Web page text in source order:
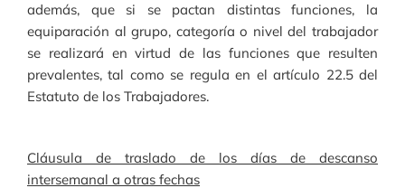
además, que si se pactan distintas funciones, la
equiparación al grupo, categoría o nivel del trabajador
se realizará en virtud de las funciones que resulten
prevalentes, tal como se regula en el artículo 22.5 del
Estatuto de los Trabajadores.
Cláusula de traslado de los días de descanso
intersemanal a otras fechas